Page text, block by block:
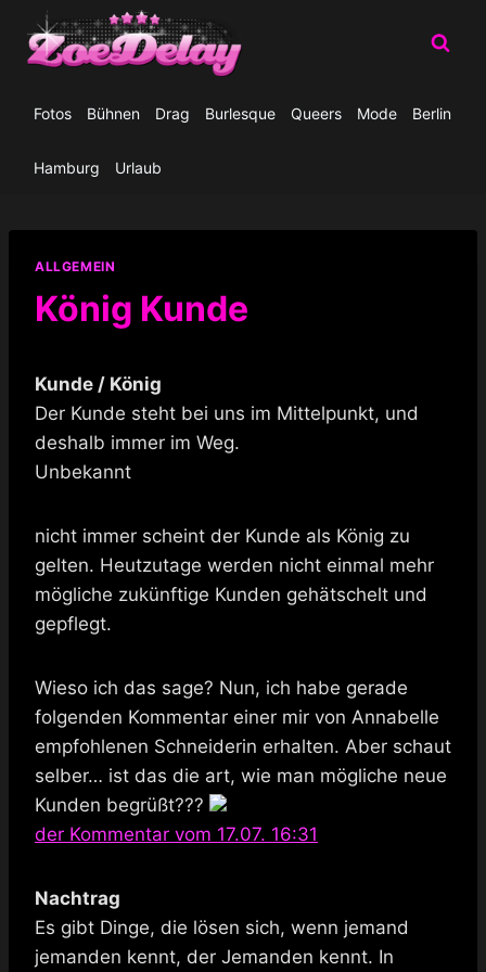
Inhalt
springen
Fotos Bühnen Drag Burlesque Queers Mode Berlin
Hamburg Urlaub
ALLGEMEIN
König Kunde
Kunde / König
Der Kunde steht bei uns im Mittelpunkt, und
deshalb immer im Weg.
Unbekannt
nicht immer scheint der Kunde als König zu
gelten. Heutzutage werden nicht einmal mehr
mögliche zukünftige Kunden gehätschelt und
gepflegt.
Wieso ich das sage? Nun, ich habe gerade
folgenden Kommentar einer mir von Annabelle
empfohlenen Schneiderin erhalten. Aber schaut
selber… ist das die art, wie man mögliche neue
Kunden begrüßt???
der Kommentar vom 17.07. 16:31
Nachtrag
Es gibt Dinge, die lösen sich, wenn jemand
jemanden kennt, der Jemanden kennt. In